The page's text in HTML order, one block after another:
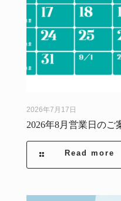
2026年7月17日
2026年8月営業日のご
Read more